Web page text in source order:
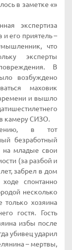
в заметке «»
экспертиза
его приятель –
что
эксперты
В
возбуждено
маховик
времени и вышло
камеру СИЗО.
в тот
безработный
на младые свои
(за разбой и
забрел в дом
спонтанно
несколько
только хозяина
гостя. Гость
избы после
убивец ударил
– мертвы,